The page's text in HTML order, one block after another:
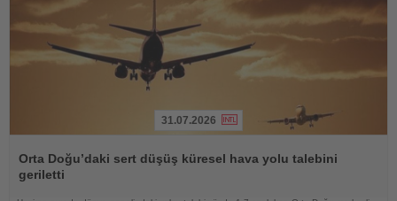
Oku
31.07.2026
Orta Doğu’daki sert düşüş küresel hava yolu talebini
geriletti